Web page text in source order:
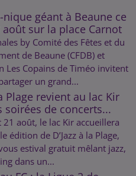
géant à Beaune ce
sur la place Carnot
by Comité des Fêtes et du
de Beaune (CFDB) et
Les Copains de Timéo invitent
un grand...
Plage revient au lac Kir
soirées de concerts...
21 août, le lac Kir accueillera
édition de D’Jazz à la Plage,
estival gratuit mêlant jazz,
dans un...